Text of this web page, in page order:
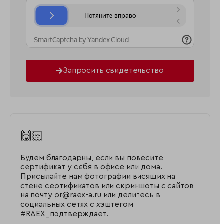
Запросить свидетельство
🙌🏻
Будем благодарны, если вы повесите
сертификат у себя в офисе или дома.
Присылайте нам фотографии висящих на
стене сертификатов или скриншоты с сайтов
на почту pr@raex-a.ru или делитесь в
социальных сетях с хэштегом
#RAEX_подтверждает.